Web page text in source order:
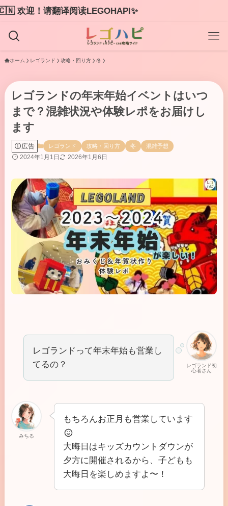
ホーム レゴランド 攻略・回り方 冬
レゴランドの年末年始イベントはいつ
まで？混雑状況や体験レポをお届けし
ます
広告 レゴランド 攻略・回り方 冬 混雑予想
2024年1月1日 2026年1月6日
レゴランド初
心者さん
レゴランドって年末年始も営業し
てるの？
みちる
もちろんお正月も営業しています
大晦日はキッズカウントダウンが
夕方に開催されるから、子どもも
大晦日を楽しめますよ〜！